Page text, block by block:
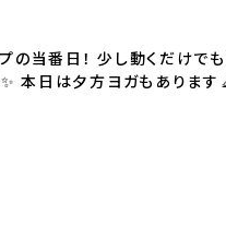
の当番日！ 少し動くだけで
本日は夕方ヨガもあります